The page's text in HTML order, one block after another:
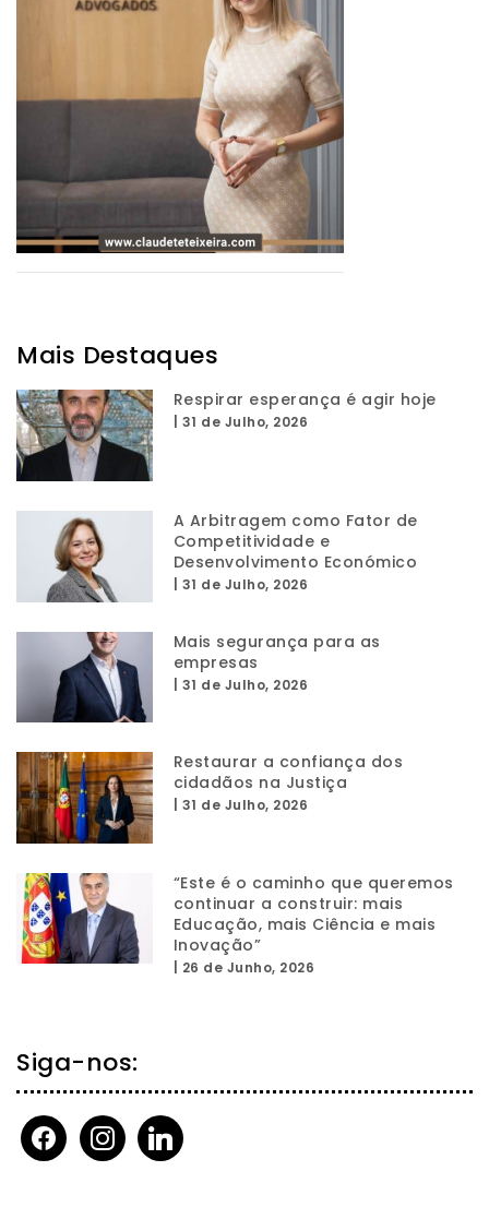
Mais Destaques
Respirar esperança é agir hoje
31 de Julho, 2026
A Arbitragem como Fator de
Competitividade e
Desenvolvimento Económico
31 de Julho, 2026
Mais segurança para as
empresas
31 de Julho, 2026
Restaurar a confiança dos
cidadãos na Justiça
31 de Julho, 2026
“Este é o caminho que queremos
continuar a construir: mais
Educação, mais Ciência e mais
Inovação”
26 de Junho, 2026
Siga-nos:
facebookinstagramlinkedin